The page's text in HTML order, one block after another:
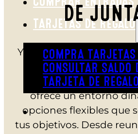
TARJETAS DE REGALO
COMPRA TARJETAS
CONSULTAR SALDO
TARJETA DE REGALO
DE
Ya sea que organices
de equipo, el
producto o un retiro
ofrece un entorno
opciones flexibles que
tus objetivos. Desde